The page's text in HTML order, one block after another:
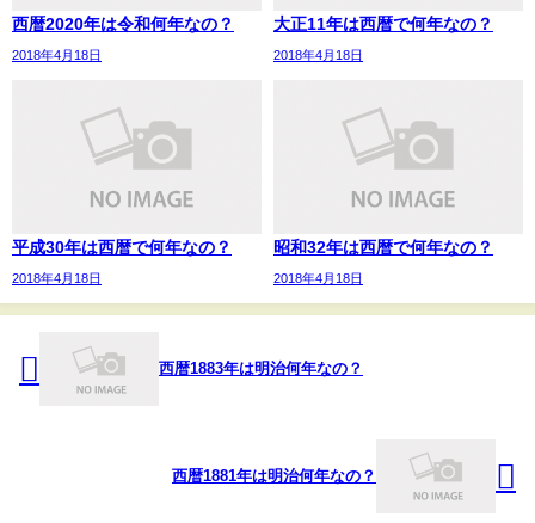
西暦2020年は令和何年なの？
2018年4月18日
大正11年は西暦で何年なの？
2018年4月18日
平成30年は西暦で何年なの？
2018年4月18日
昭和32年は西暦で何年なの？
2018年4月18日
西暦1883年は明治何年なの？
西暦1881年は明治何年なの？